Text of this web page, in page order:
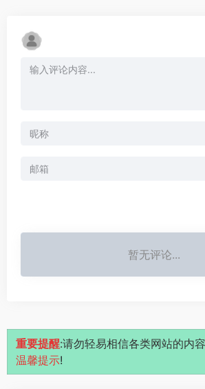
暂无评论...
重要提醒:请勿轻易相信各类网站的内
温馨提示!